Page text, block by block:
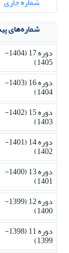
شماره‌های
دوره 17 (1404-
1405)
دوره 16 (1403-
1404)
دوره 15 (1402-
1403)
دوره 14 (1401-
1402)
دوره 13 (1400-
1401)
دوره 12 (1399-
1400)
دوره 11 (1398-
1399)